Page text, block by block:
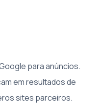
para anúncios.
em resultados de
sites parceiros.